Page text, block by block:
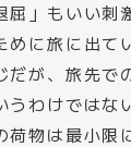
」もいい刺
めに旅に出て
だが、旅先で
わけではな
物は最小限